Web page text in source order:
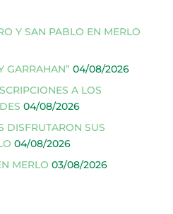
Y SAN PABLO EN MERLO
GARRAHAN” 04/08/2026
A LOS
04/08/2026
DISFRUTARON SUS
04/08/2026
MERLO 03/08/2026